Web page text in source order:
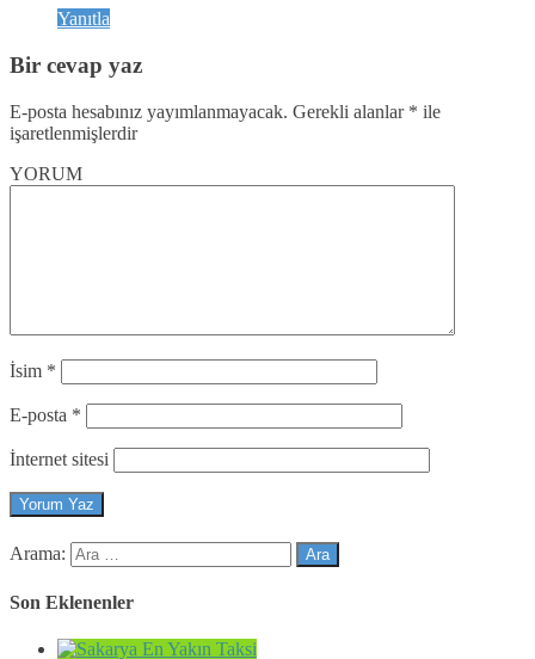
Yanıtla
Bir cevap yaz
E-posta hesabınız yayımlanmayacak. Gerekli alanlar * ile
işaretlenmişlerdir
YORUM
İsim *
E-posta *
İnternet sitesi
Arama:
Son Eklenenler